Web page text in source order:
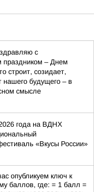
с
праздником – Днем
строит, созидает,
будущего – в
смысле
года на ВДНХ
«Вкусы России»
опубликуем ключ к
баллов, где: = 1 балл =